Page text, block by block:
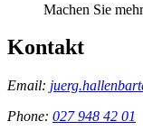
Machen Sie
Kontakt
Email:
Phone: 027 948 42 01